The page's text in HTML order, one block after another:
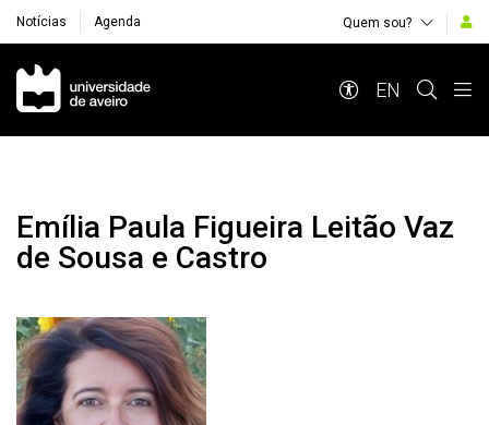
Notícias Agenda Quem sou?
Navegação Principal
EN
Emília Paula Figueira Leitão Vaz
de Sousa e Castro